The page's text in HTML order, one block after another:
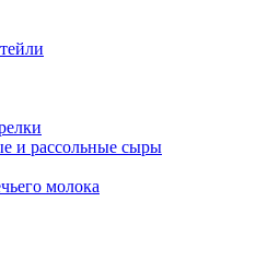
и рассольные сыры
молока